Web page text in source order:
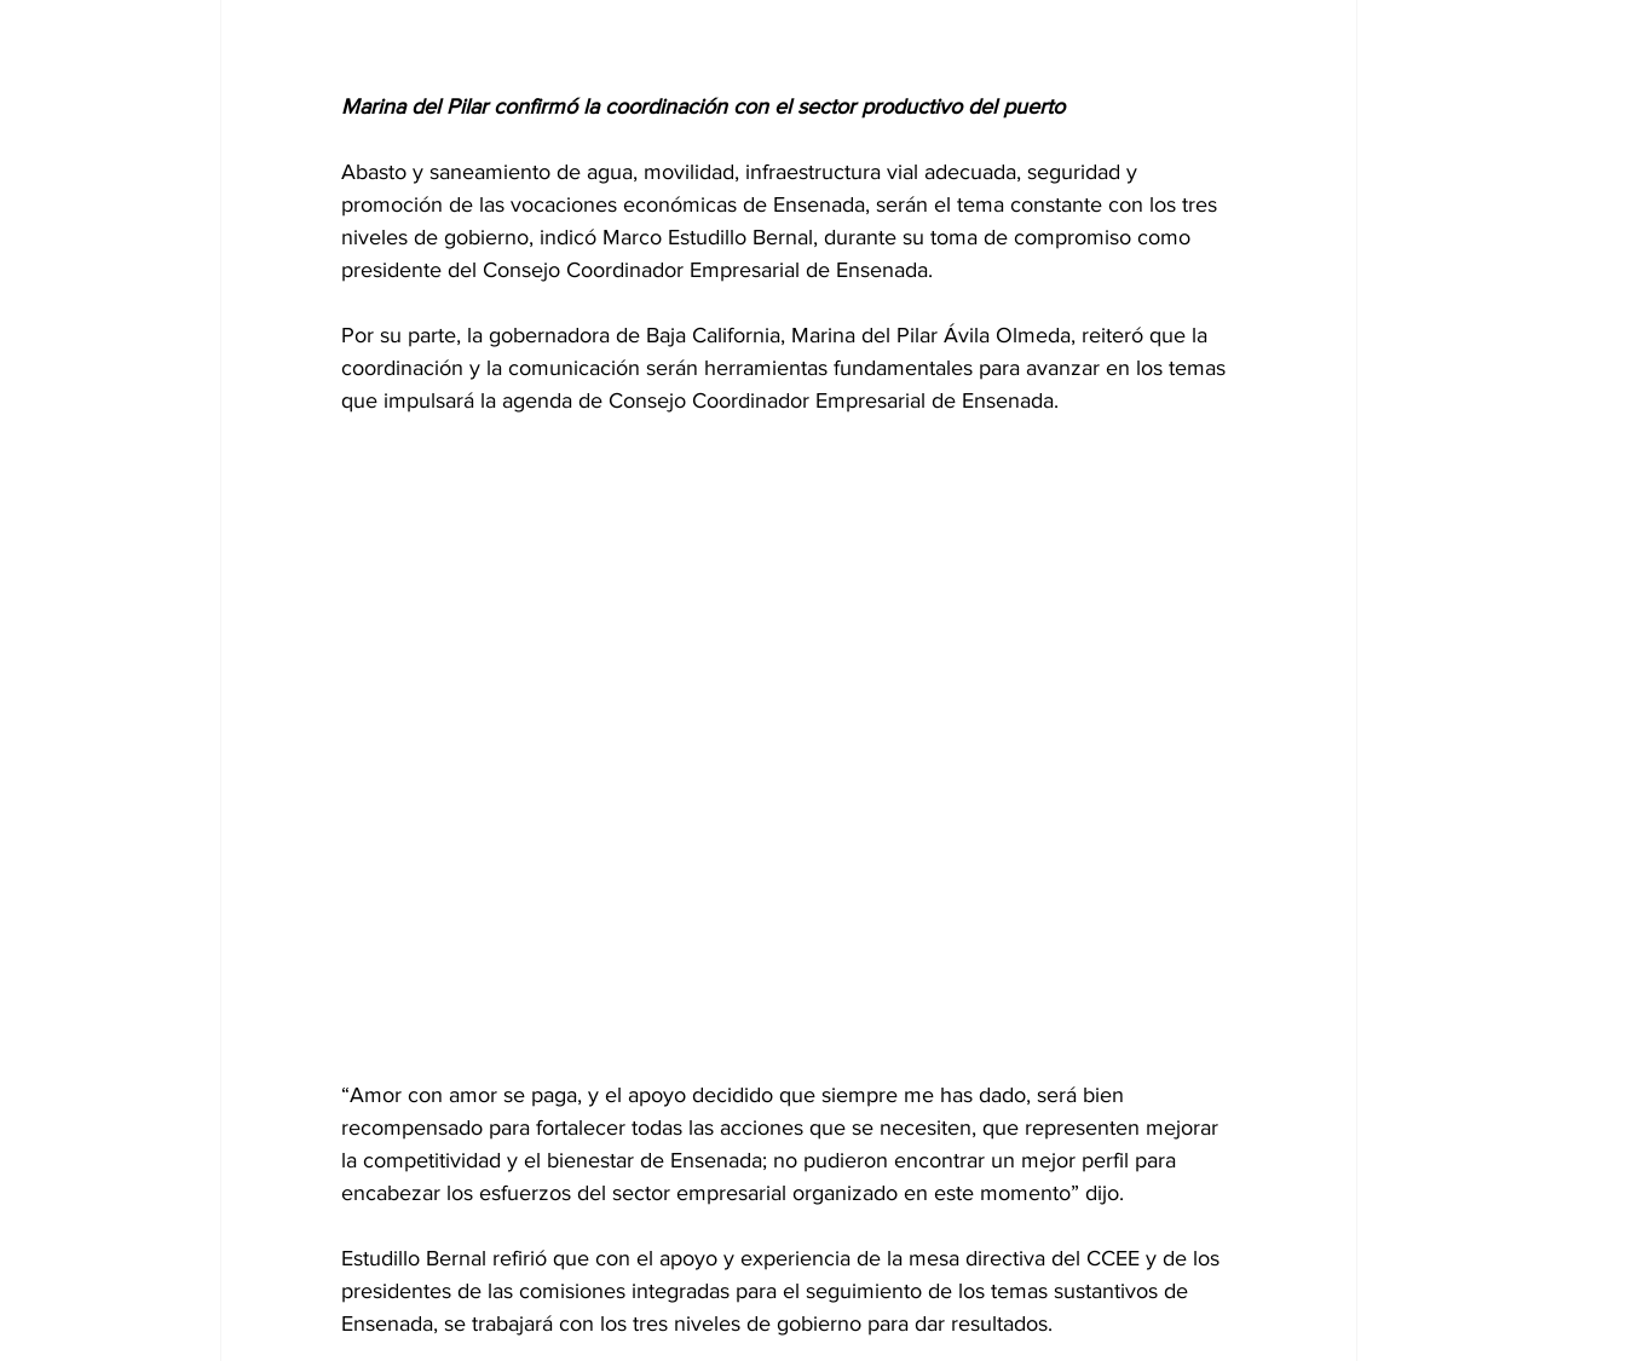
Marina del Pilar confirmó la coordinación con el sector productivo del puerto
Abasto y saneamiento de agua, movilidad, infraestructura vial adecuada, seguridad y
promoción de las vocaciones económicas de Ensenada, serán el tema constante con los tres
niveles de gobierno, indicó Marco Estudillo Bernal, durante su toma de compromiso como
presidente del Consejo Coordinador Empresarial de Ensenada.
Por su parte, la gobernadora de Baja California, Marina del Pilar Ávila Olmeda, reiteró que la
coordinación y la comunicación serán herramientas fundamentales para avanzar en los temas
que impulsará la agenda de Consejo Coordinador Empresarial de Ensenada.
“Amor con amor se paga, y el apoyo decidido que siempre me has dado, será bien
recompensado para fortalecer todas las acciones que se necesiten, que representen mejorar
la competitividad y el bienestar de Ensenada; no pudieron encontrar un mejor perfil para
encabezar los esfuerzos del sector empresarial organizado en este momento” dijo.
Estudillo Bernal refirió que con el apoyo y experiencia de la mesa directiva del CCEE y de los
presidentes de las comisiones integradas para el seguimiento de los temas sustantivos de
Ensenada, se trabajará con los tres niveles de gobierno para dar resultados.